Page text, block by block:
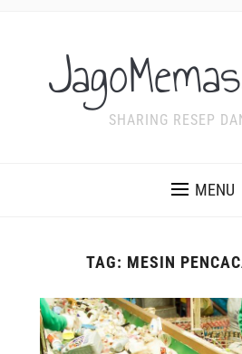
SHARING RESEP
MENU
TAG: MESIN